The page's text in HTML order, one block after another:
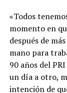
«Todos
momento en
después de
mano para
90 años del
un día a otro,
intención de